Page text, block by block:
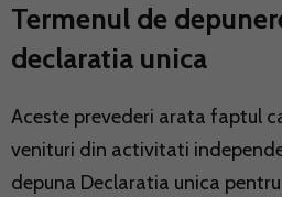
Termenul de
declaratia unica
Aceste prevederi arata faptul
venituri din activitati
depuna Declaratia unica